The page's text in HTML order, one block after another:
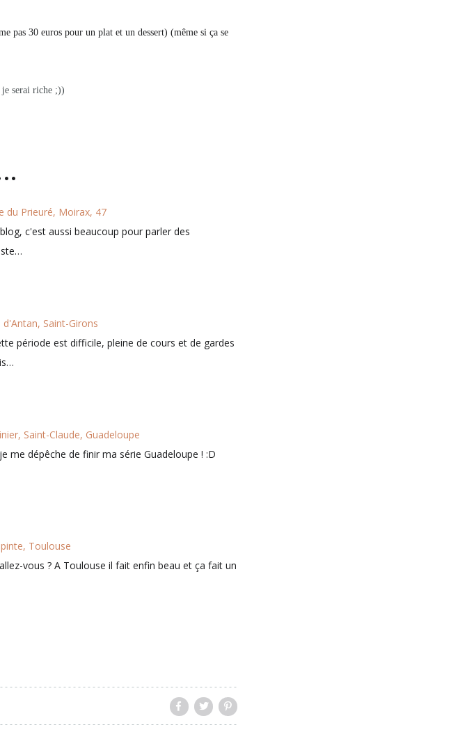
pas 30 euros pour un plat et un dessert) (même si ça se
je serai riche ;))
du Prieuré, Moirax, 47
c'est aussi beaucoup pour parler des
Saint-Girons
période est difficile, pleine de cours et de gardes
Saint-Claude, Guadeloupe
me dépêche de finir ma série Guadeloupe ! :D
Toulouse
vous ? A Toulouse il fait enfin beau et ça fait un